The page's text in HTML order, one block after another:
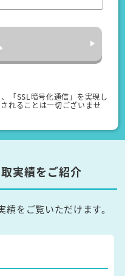
「SSL暗号化通信」を実現し
れることは一切ございませ
実績をご紹介
をご覧いただけます。